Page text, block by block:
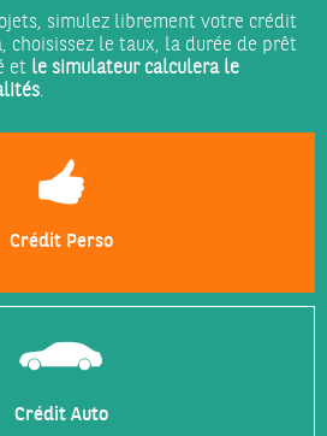
simulez librement votre crédit
choisissez le taux, la durée de prêt
et le simulateur calculera le
.
Crédit Perso
Crédit Auto